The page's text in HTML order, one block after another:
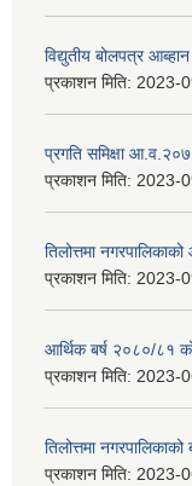
विद्युतीय बोलपत्र
प्रकाशन मिति: 2023-
प्रगति समिक्षा
प्रकाशन मिति: 2023-
तिलोत्तमा
प्रकाशन मिति: 2023-
आर्थिक बर्ष २०८०/८१
प्रकाशन मिति: 2023-
तिलोत्तमा
प्रकाशन मिति: 2023-